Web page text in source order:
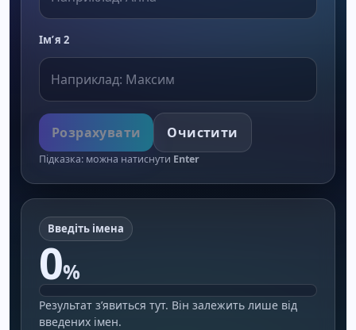
Ім’я 2
Розрахувати Очистити
Підказка: можна натиснути Enter
Введіть імена
0%
Результат з’явиться тут. Він залежить лише від
введених імен.